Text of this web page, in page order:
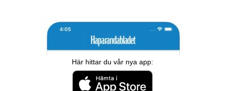
Här hittar du vår nya app: